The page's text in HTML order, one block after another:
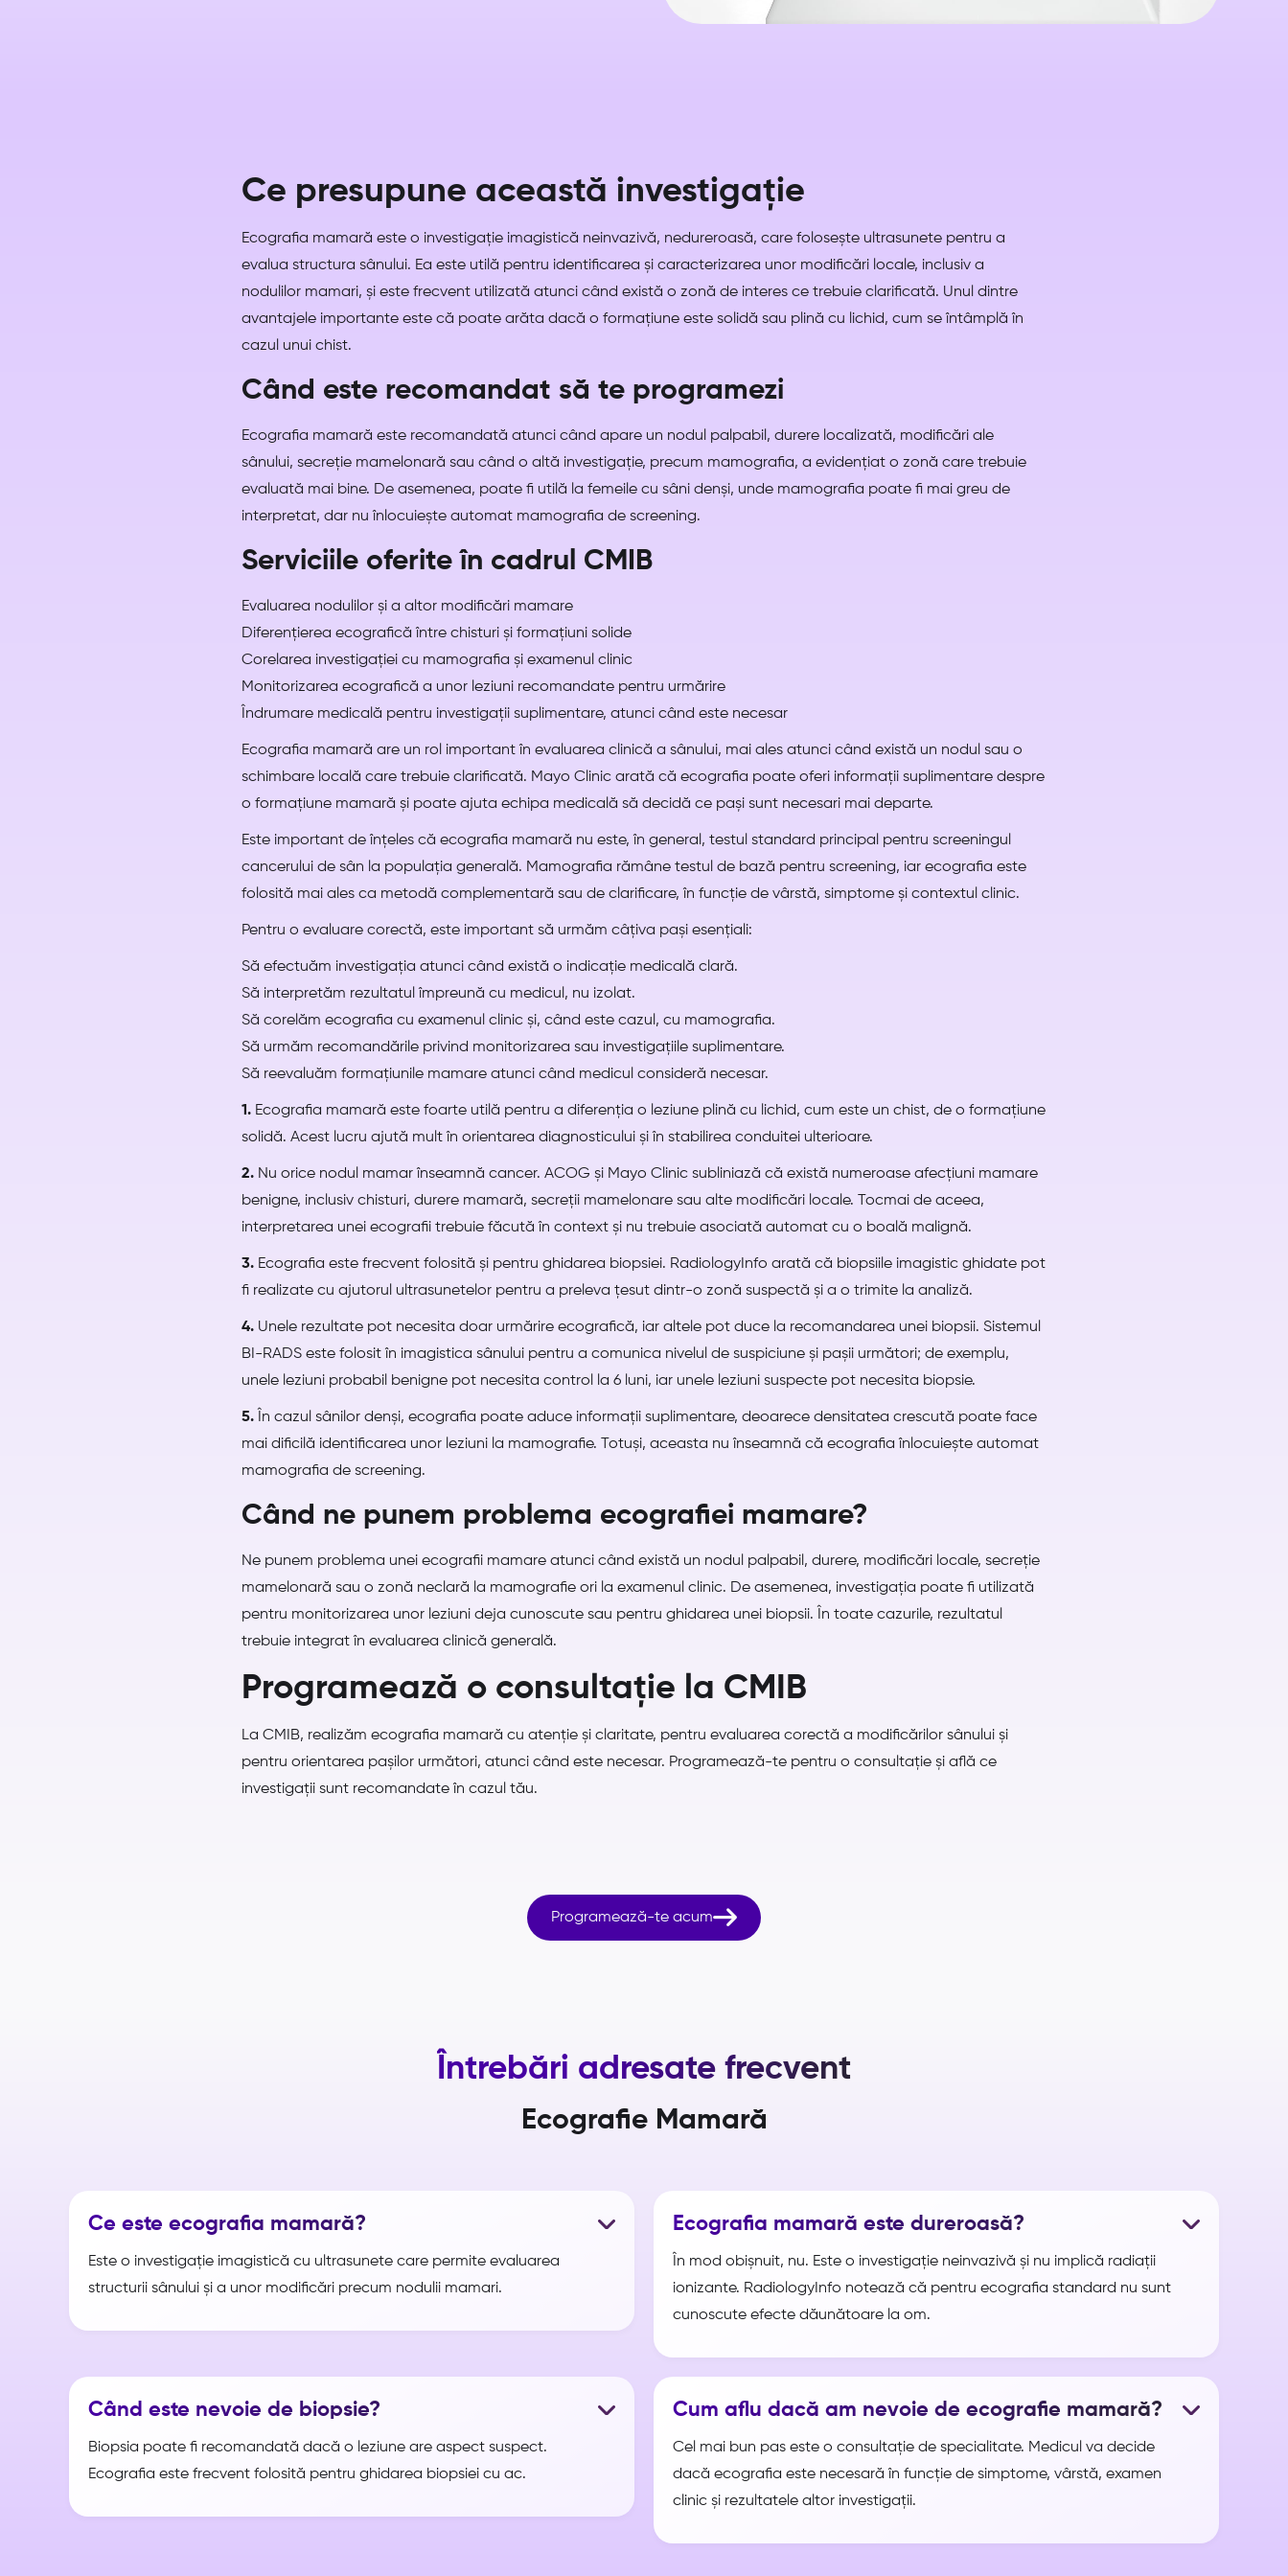
Ce presupune această investigație
Ecografia mamară este o investigație imagistică neinvazivă, nedureroasă, care folosește ultrasunete pentru a
evalua structura sânului. Ea este utilă pentru identificarea și caracterizarea unor modificări locale, inclusiv a
nodulilor mamari, și este frecvent utilizată atunci când există o zonă de interes ce trebuie clarificată. Unul dintre
avantajele importante este că poate arăta dacă o formațiune este solidă sau plină cu lichid, cum se întâmplă în
cazul unui chist.
Când este recomandat să te programezi
Ecografia mamară este recomandată atunci când apare un nodul palpabil, durere localizată, modificări ale
sânului, secreție mamelonară sau când o altă investigație, precum mamografia, a evidențiat o zonă care trebuie
evaluată mai bine. De asemenea, poate fi utilă la femeile cu sâni denși, unde mamografia poate fi mai greu de
interpretat, dar nu înlocuiește automat mamografia de screening.
Serviciile oferite în cadrul CMIB
Evaluarea nodulilor și a altor modificări mamare
Diferențierea ecografică între chisturi și formațiuni solide
Corelarea investigației cu mamografia și examenul clinic
Monitorizarea ecografică a unor leziuni recomandate pentru urmărire
Îndrumare medicală pentru investigații suplimentare, atunci când este necesar
Ecografia mamară are un rol important în evaluarea clinică a sânului, mai ales atunci când există un nodul sau o
schimbare locală care trebuie clarificată. Mayo Clinic arată că ecografia poate oferi informații suplimentare despre
o formațiune mamară și poate ajuta echipa medicală să decidă ce pași sunt necesari mai departe.
Este important de înțeles că ecografia mamară nu este, în general, testul standard principal pentru screeningul
cancerului de sân la populația generală. Mamografia rămâne testul de bază pentru screening, iar ecografia este
folosită mai ales ca metodă complementară sau de clarificare, în funcție de vârstă, simptome și contextul clinic.
Pentru o evaluare corectă, este important să urmăm câțiva pași esențiali:
Să efectuăm investigația atunci când există o indicație medicală clară.
Să interpretăm rezultatul împreună cu medicul, nu izolat.
Să corelăm ecografia cu examenul clinic și, când este cazul, cu mamografia.
Să urmăm recomandările privind monitorizarea sau investigațiile suplimentare.
Să reevaluăm formațiunile mamare atunci când medicul consideră necesar.
1. Ecografia mamară este foarte utilă pentru a diferenția o leziune plină cu lichid, cum este un chist, de o formațiune
solidă. Acest lucru ajută mult în orientarea diagnosticului și în stabilirea conduitei ulterioare.
2. Nu orice nodul mamar înseamnă cancer. ACOG și Mayo Clinic subliniază că există numeroase afecțiuni mamare
benigne, inclusiv chisturi, durere mamară, secreții mamelonare sau alte modificări locale. Tocmai de aceea,
interpretarea unei ecografii trebuie făcută în context și nu trebuie asociată automat cu o boală malignă.
3. Ecografia este frecvent folosită și pentru ghidarea biopsiei. RadiologyInfo arată că biopsiile imagistic ghidate pot
fi realizate cu ajutorul ultrasunetelor pentru a preleva țesut dintr-o zonă suspectă și a o trimite la analiză.
4. Unele rezultate pot necesita doar urmărire ecografică, iar altele pot duce la recomandarea unei biopsii. Sistemul
BI-RADS este folosit în imagistica sânului pentru a comunica nivelul de suspiciune și pașii următori; de exemplu,
unele leziuni probabil benigne pot necesita control la 6 luni, iar unele leziuni suspecte pot necesita biopsie.
5. În cazul sânilor denși, ecografia poate aduce informații suplimentare, deoarece densitatea crescută poate face
mai dificilă identificarea unor leziuni la mamografie. Totuși, aceasta nu înseamnă că ecografia înlocuiește automat
mamografia de screening.
Când ne punem problema ecografiei mamare?
Ne punem problema unei ecografii mamare atunci când există un nodul palpabil, durere, modificări locale, secreție
mamelonară sau o zonă neclară la mamografie ori la examenul clinic. De asemenea, investigația poate fi utilizată
pentru monitorizarea unor leziuni deja cunoscute sau pentru ghidarea unei biopsii. În toate cazurile, rezultatul
trebuie integrat în evaluarea clinică generală.
Programează o consultație la CMIB
La CMIB, realizăm ecografia mamară cu atenție și claritate, pentru evaluarea corectă a modificărilor sânului și
pentru orientarea pașilor următori, atunci când este necesar. Programează-te pentru o consultație și află ce
investigații sunt recomandate în cazul tău.
Programează-te acum
Întrebări adresate frecvent
Ecografie Mamară
Ce este ecografia mamară?
Este o investigație imagistică cu ultrasunete care permite evaluarea
structurii sânului și a unor modificări precum nodulii mamari.
Ecografia mamară este dureroasă?
În mod obișnuit, nu. Este o investigație neinvazivă și nu implică radiații
ionizante. RadiologyInfo notează că pentru ecografia standard nu sunt
cunoscute efecte dăunătoare la om.
Când este nevoie de biopsie?
Biopsia poate fi recomandată dacă o leziune are aspect suspect.
Ecografia este frecvent folosită pentru ghidarea biopsiei cu ac.
Cum aflu dacă am nevoie de ecografie mamară?
Cel mai bun pas este o consultație de specialitate. Medicul va decide
dacă ecografia este necesară în funcție de simptome, vârstă, examen
clinic și rezultatele altor investigații.